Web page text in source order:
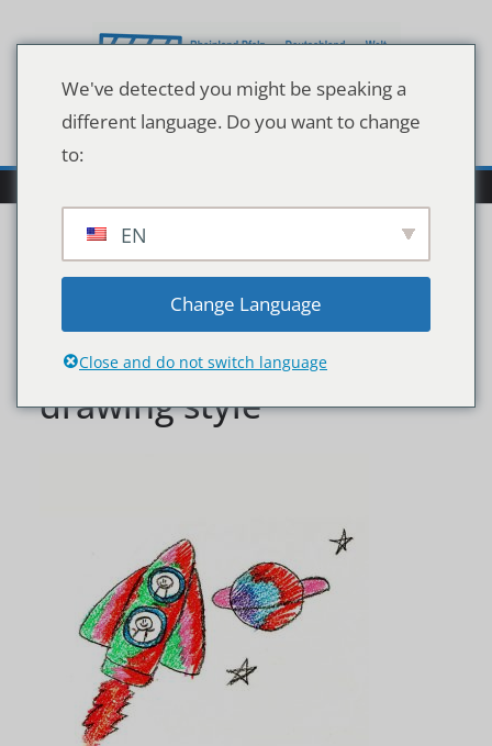
Inhalt
Colorful picture with
happy kids. Kids
drawing style
We've detected you might be speaking a
different language. Do you want to change
to:
EN
Change Language
Close and do not switch language